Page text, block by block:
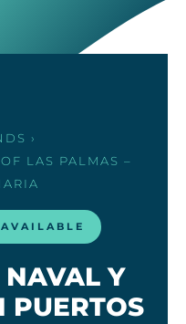
›
OF LAS PALMAS –
Y
PUERTOS